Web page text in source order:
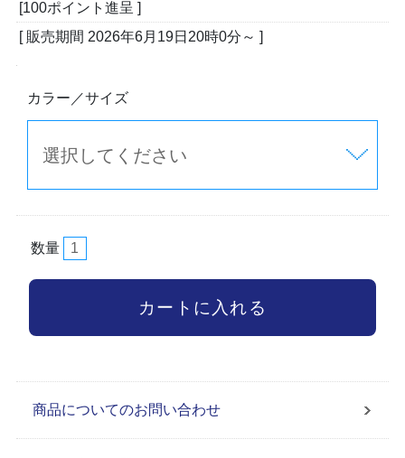
[100ポイント進呈 ]
[ 販売期間 2026年6月19日20時0分 ～ ]
カラー／サイズ
数量
商品についてのお問い合わせ